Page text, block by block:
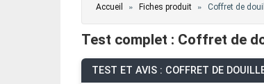
Accueil » Fiches produit » Coffret de
Test complet : Coffret de
TEST ET AVIS : COFFRET DE